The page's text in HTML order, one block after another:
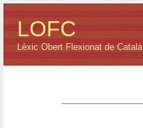
LOFC
Lèxic Obert Flexionat de Català